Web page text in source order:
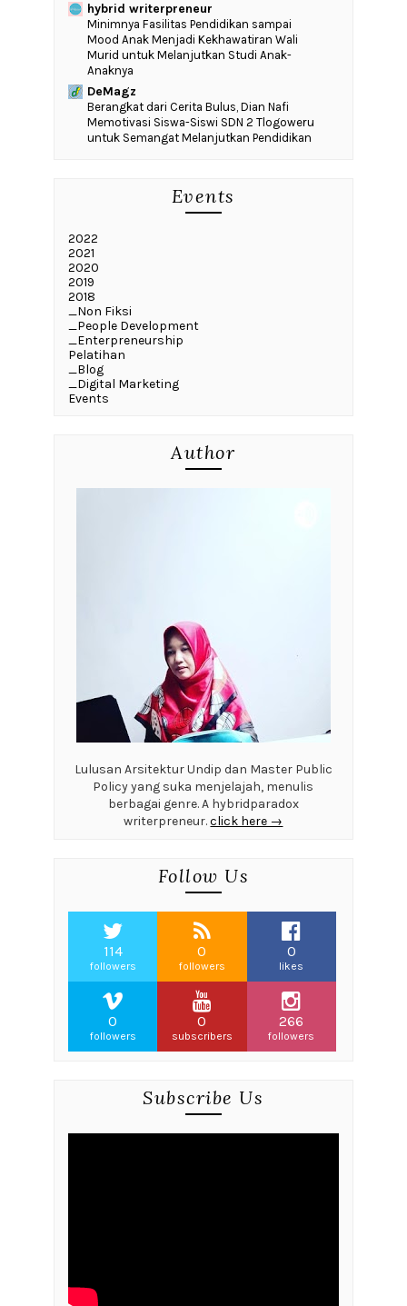
hybrid writerpreneur
‎Minimnya Fasilitas Pendidikan sampai
Mood Anak Menjadi Kekhawatiran Wali
Murid untuk Melanjutkan Studi Anak-
Anaknya
DeMagz
‎Berangkat dari Cerita Bulus, Dian Nafi
Memotivasi Siswa-Siswi SDN 2 Tlogoweru
untuk Semangat Melanjutkan Pendidikan
Events
2022
2021
2020
2019
2018
_Non Fiksi
_People Development
_Enterpreneurship
Pelatihan
_Blog
_Digital Marketing
Events
Author
Lulusan Arsitektur Undip dan Master Public
Policy yang suka menjelajah, menulis
berbagai genre. A hybridparadox
writerpreneur.click here →
Follow Us
114
followers
0
followers
0
likes
0
followers
0
subscribers
266
followers
Subscribe Us